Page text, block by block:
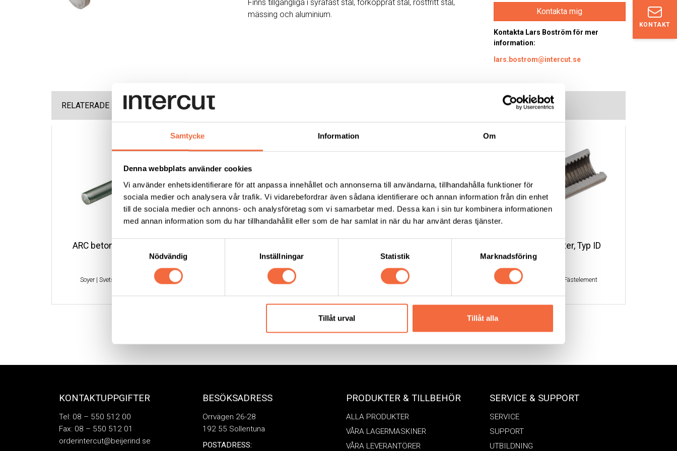
Samtycke Information Om
Denna webbplats använder cookies
Vi använder enhetsidentifierare för att anpassa innehållet och annonserna till användarna, tillhandahålla funktioner för
sociala medier och analysera vår trafik. Vi vidarebefordrar även sådana identifierare och annan information från din enhet
till de sociala medier och annons- och analysföretag som vi samarbetar med. Dessa kan i sin tur kombinera informationen
med annan information som du har tillhandahållit eller som de har samlat in när du har använt deras tjänster.
Samtyckesval
Nödvändig
Inställningar Statistik Marknadsföring
Tillåt urval Tillåt alla
Finns tillgängliga i syrafast stål, förkopprat stål, rostfritt stål,
mässing och aluminium.
Kontakta mig
Kontakta Lars Boström för mer
information:
lars.bostrom@intercut.se
RELATERADE PRODUKTER
ARC betongankare, Typ SD
Soyer| Svetsbult & Fästelement Svetsbult & Fästelement Soyer| Svetsbult & Fästelement
ARC svetsmutter, Typ ID
Soyer Svetsbult & Fästelement
KONTAKT
KONTAKTUPPGIFTER
Tel: 08 – 550 512 00
Fax: 08 – 550 512 01
orderintercut@beijerind.se
BESÖKSADRESS
Orrvägen 26-28
192 55 Sollentuna
POSTADRESS:
PRODUKTER & TILLBEHÖR
ALLA PRODUKTER
VÅRA LAGERMASKINER
VÅRA LEVERANTÖRER
SERVICE & SUPPORT
SERVICE
SUPPORT
UTBILDNING